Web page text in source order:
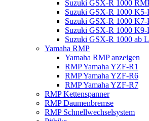
Suzuki GSX-R 1000
Suzuki GSX-R 1000
Suzuki GSX-R 1000
Suzuki GSX-R 1000
Suzuki GSX-R 1000 ab
Yamaha RMP
Yamaha RMP anzeigen
RMP Yamaha YZF-R1
RMP Yamaha YZF-R6
RMP Yamaha YZF-R7
RMP Kettenspanner
RMP Daumenbremse
RMP Schnellwechselsystem